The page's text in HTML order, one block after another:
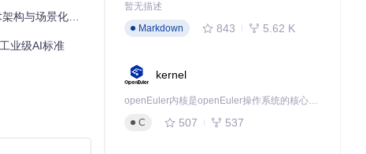
，加速垂直行业
景化应用指南
业级AI标准
暂无描述
Markdown
843 5.62 K
kernel
openEuler内核是openEuler操作系统的核心，既是系统性能与稳定性的基石，也是连接处理器、设备与服务的桥梁。
C
507 537